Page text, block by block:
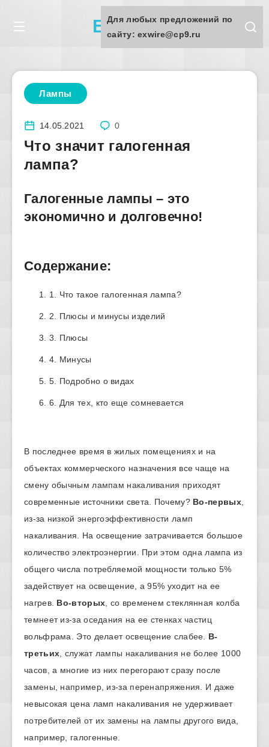
Exwire.ru
Лампы
14.05.2021 0
Что значит галогенная
лампа?
Галогенные лампы – это
экономично и долговечно!
Содержание:
1. Что такое галогенная лампа?
2. Плюсы и минусы изделий
3. Плюсы
4. Минусы
5. Подробно о видах
6. Для тех, кто еще сомневается
В последнее время в жилых помещениях и на
объектах коммерческого назначения все чаще на
смену обычным лампам накаливания приходят
современные источники света. Почему? Во-первых,
из-за низкой энергоэффективности ламп
накаливания. На освещение затрачивается большое
количество электроэнергии. При этом одна лампа из
общего числа потребляемой мощности только 5%
задействует на освещение, а 95% уходит на ее
нагрев. Во-вторых , со временем стеклянная колба
темнеет из-за оседания на ее стенках частиц
вольфрама. Это делает освещение слабее. В-
третьих , служат лампы накаливания не более 1000
часов, а многие из них перегорают сразу после
замены, например, из-за перенапряжения. И даже
невысокая цена ламп накаливания не удерживает
потребителей от их замены на лампы другого вида,
например, галогенные.
Для любых предложений по
сайту: exwire@cp9.ru